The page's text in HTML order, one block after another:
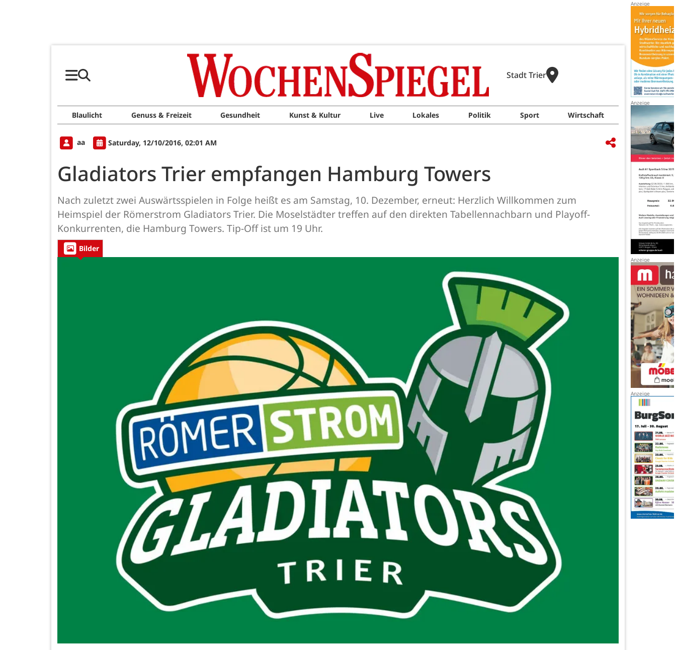
Stadt Trier
Blaulicht Genuss & Freizeit Gesundheit Kunst & Kultur Live Lokales Politik Sport Wirtschaft
aa Saturday, 12/10/2016, 02:01 AM
Gladiators Trier empfangen Hamburg Towers
Nach zuletzt zwei Auswärtsspielen in Folge heißt es am Samstag, 10. Dezember, erneut: Herzlich Willkommen zum
Heimspiel der Römerstrom Gladiators Trier. Die Moselstädter treffen auf den direkten Tabellennachbarn und Playoff-
Konkurrenten, die Hamburg Towers. Tip-Off ist um 19 Uhr.
Bilder